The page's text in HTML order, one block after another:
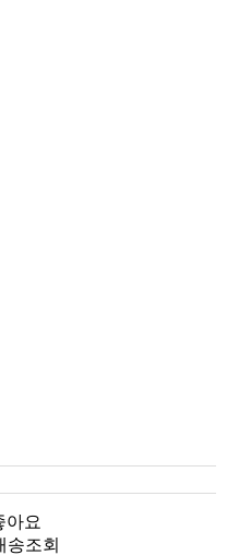
아요
송조회